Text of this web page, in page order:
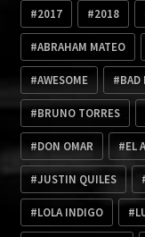
2017 2018
ABRAHAM MATEO
AWESOME BAD
BRUNO TORRES
DON OMAR EL
JUSTIN QUILES
LOLA INDIGO